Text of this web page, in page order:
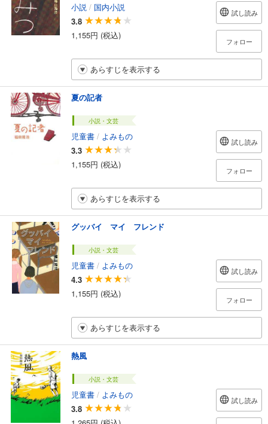
小説 / 国内小説
3.8
1,155円 (税込)
試し読み
フォロー
あらすじを表示する
夏の記者
小説・文芸
児童書 / よみもの
3.3
1,155円 (税込)
試し読み
フォロー
あらすじを表示する
グッバイ マイ フレンド
小説・文芸
児童書 / よみもの
4.3
1,155円 (税込)
試し読み
フォロー
あらすじを表示する
熱風
小説・文芸
児童書 / よみもの
3.8
試し読み